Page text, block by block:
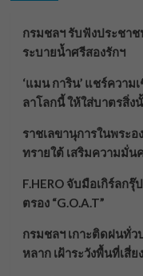
กรมชลฯ รับฟังประชา
ระบายน้ำศรีสองรักฯ
‘แมน การิน’ แชร์ควา
ลาโลกนี้ ให้ใส่บาตรสิ่ง
ราชเลขานุการในพระ
ทรายใต้ เสริมความมั่น
F.HERO จับมือเกิร์ลกรุ๊
ตรอง “G.O.A.T”
กรมชลฯ เกาะติดฝนทั่ว
หลาก เฝ้าระวังพื้นที่เสี่ยง